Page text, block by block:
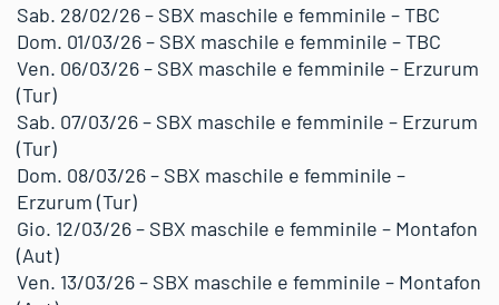
Sab. 28/02/26 – SBX maschile e femminile – TBC
Dom. 01/03/26 – SBX maschile e femminile – TBC
Ven. 06/03/26 – SBX maschile e femminile – Erzurum
(Tur)
Sab. 07/03/26 – SBX maschile e femminile – Erzurum
(Tur)
Dom. 08/03/26 – SBX maschile e femminile –
Erzurum (Tur)
Gio. 12/03/26 – SBX maschile e femminile – Montafon
(Aut)
Ven. 13/03/26 – SBX maschile e femminile – Montafon